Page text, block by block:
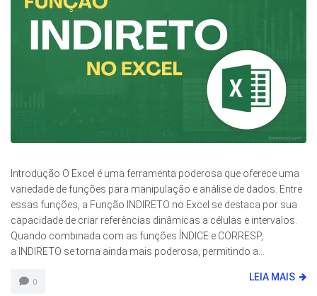
Introdução O Excel é uma ferramenta poderosa que oferece uma
variedade de funções para manipulação e análise de dados. Entre
essas funções, a Função INDIRETO no Excel se destaca por sua
capacidade de criar referências dinâmicas a células e intervalos.
Quando combinada com as funções ÍNDICE e CORRESP,
a INDIRETO se torna ainda mais poderosa, permitindo a...
0 LEIA MAIS